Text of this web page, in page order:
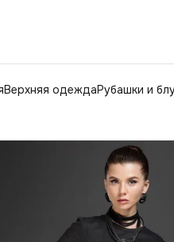
Верхняя одеждаРубашки и